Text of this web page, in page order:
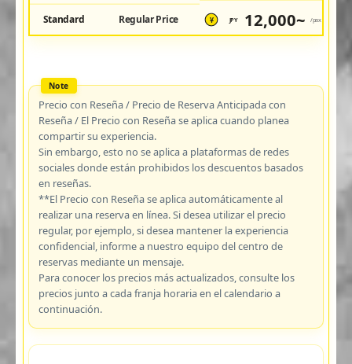
Standard Regular Price ¥ JPY 12,000~ /pax
Precio con Reseña / Precio de Reserva Anticipada con
Reseña / El Precio con Reseña se aplica cuando planea
compartir su experiencia.
Sin embargo, esto no se aplica a plataformas de redes
sociales donde están prohibidos los descuentos basados
en reseñas.
**El Precio con Reseña se aplica automáticamente al
realizar una reserva en línea. Si desea utilizar el precio
regular, por ejemplo, si desea mantener la experiencia
confidencial, informe a nuestro equipo del centro de
reservas mediante un mensaje.
Para conocer los precios más actualizados, consulte los
precios junto a cada franja horaria en el calendario a
continuación.